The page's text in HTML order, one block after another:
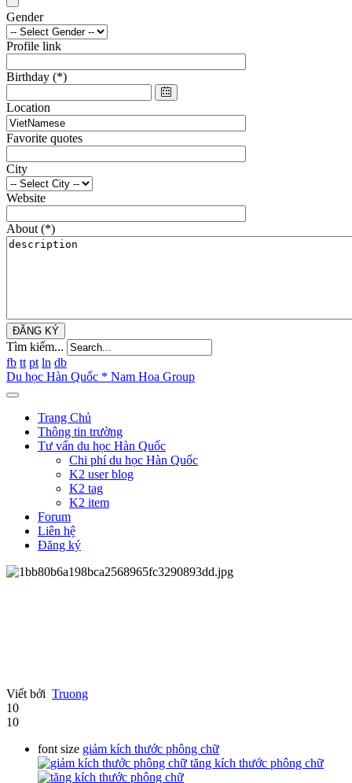
Gender
Profile link
Birthday (*)
Location
Favorite quotes
City
Website
About (*)
ĐĂNG KÝ
Tìm kiếm...
fb tt pt ln db
Du học Hàn Quốc * Nam Hoa Group
Trang Chủ
Thông tin trường
Tư vấn du học Hàn Quốc
Chi phí du học Hàn Quốc
K2 user blog
K2 tag
K2 item
Forum
Liên hệ
Đăng ký
Viết bởi Truong
10
10
font size giảm kích thước phông chữ
tăng kích thước phông chữ